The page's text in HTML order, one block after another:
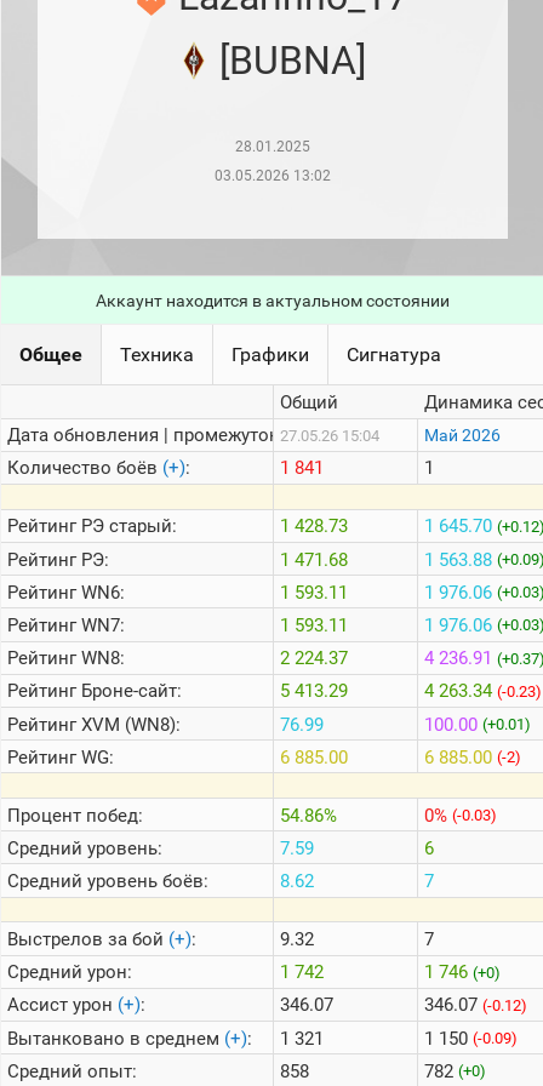
игроков
Статистика
стримеров
Информация
Онлайн
Цветовая
шкала
Теlegram
ВК
Портал
Мира
Танков
[BUBNA]
28.01.2025
03.05.2026 13:02
Аккаунт находится в актуальном состоянии
Общее Техника Графики Сигнатура
Дата обновления | промежуток:
Количество боёв (+):
РейтингРЭ старый:
РейтингРЭ:
РейтингWN6:
РейтингWN7:
РейтингWN8:
РейтингБроне-сайт:
РейтингXVM (WN8):
РейтингWG:
Процент побед:
Средний уровень:
Средний уровень боёв:
Выстрелов за бой (+):
Средний урон:
Ассист урон (+):
Вытанковано в среднем (+):
Средний опыт:
Общий
27.05.26 15:04
1 841
1 428.73
1 471.68
1 593.11
1 593.11
2 224.37
5 413.29
76.99
6 885.00
54.86%
7.59
8.62
9.32
1 742
346.07
1 321
858
Динамика
Май 2026
1
1 645.70
1 563.88
1 976.06
1 976.06
4 236.91
4 263.34 (-0.23)
100.00 (+0.01)
6 885.00 (-2)
0% (-0.03)
6
7
7
1 746 (+0)
346.07 (-0.12)
1 150 (-0.09)
782 (+0)